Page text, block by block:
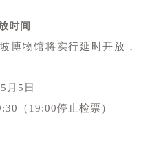
时间
博物馆将实行延时开放，
5日
（19:00停止检票）